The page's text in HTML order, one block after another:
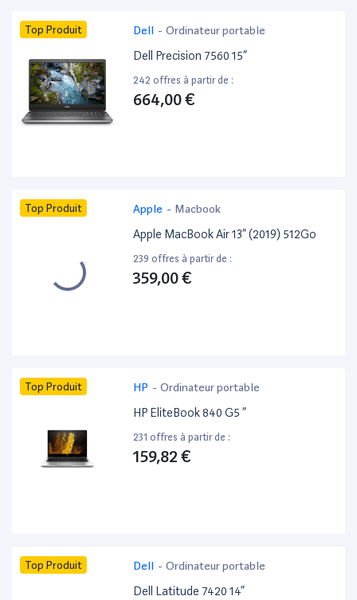
Top Produit Dell - Ordinateur portable
Dell Precision 7560 15”
242 offres à partir de :
664,00 €
Top Produit Apple - Macbook
Apple MacBook Air 13” (2019) 512Go
239 offres à partir de :
359,00 €
Top Produit HP - Ordinateur portable
HP EliteBook 840 G5 ”
231 offres à partir de :
159,82 €
Top Produit Dell - Ordinateur portable
Dell Latitude 7420 14”